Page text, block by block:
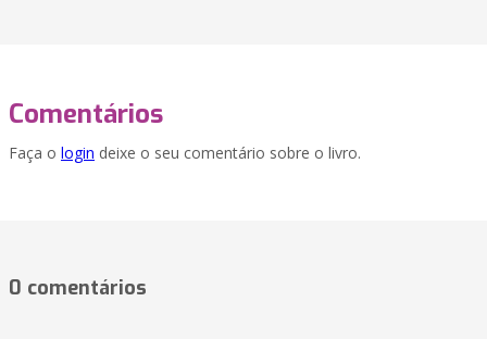
Comentários
Faça o login deixe o seu comentário sobre o livro.
0 comentários